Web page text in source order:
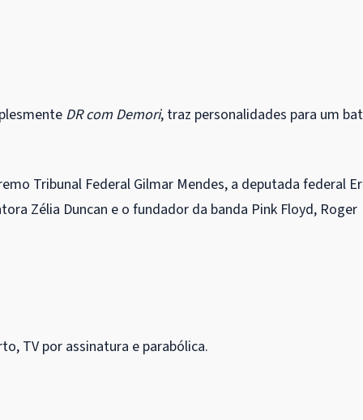
DR com Demori, traz personalidades para um
Tribunal Federal Gilmar Mendes, a deputada federal
Zélia Duncan e o fundador da banda Pink Floyd, Roger
TV por assinatura e parabólica.